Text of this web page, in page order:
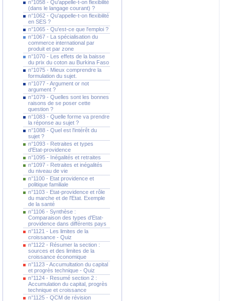
n°1058 - Qu'appelle-t-on flexibilité
(dans le langage courant) ?
n°1062 - Qu'appelle-t-on flexibilité
en SES ?
n°1065 - Qu'est-ce que l'emploi ?
n°1067 - La spécialisation du
commerce international par
produit et par zone
n°1070 - Les effets de la baisse
du prix du coton au Burkina Faso
n°1075 - Mieux comprendre la
formulation du sujet.
n°1077 - Argument or not
argument ?
n°1079 - Quelles sont les bonnes
raisons de se poser cette
question ?
n°1083 - Quelle forme va prendre
la réponse au sujet ?
n°1088 - Quel est l'intérêt du
sujet ?
n°1093 - Retraites et types
d'Etat-providence
n°1095 - Inégalités et retraites
n°1097 - Retraites et inégalités
du niveau de vie
n°1100 - Etat providence et
politique familiale
n°1103 - Etat-providence et rôle
du marche et de l'Etat. Exemple
de la santé
n°1106 - Synthèse :
Comparaison des types d'Etat-
providence dans différents pays
n°1121 - Les limites de la
croissance - Quiz
n°1122 - Résumer la section :
sources et des limites de la
croissance économique
n°1123 - Accumultation du capital
et progrès technique - Quiz
n°1124 - Resumé section 2 :
Accumulation du capital, progrès
technique et croissance
n°1125 - QCM de révision